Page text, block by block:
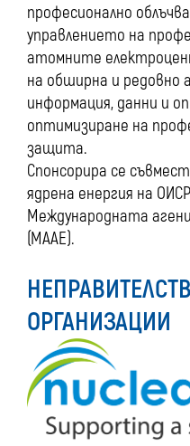
професионално
управлението на
атомните
на обширна и редовно
информация, данни и
оптимизиране на
защита.
Спонсорира се
ядрена енергия на
Международната
(МААЕ).
ОРГАНИЗАЦИИ